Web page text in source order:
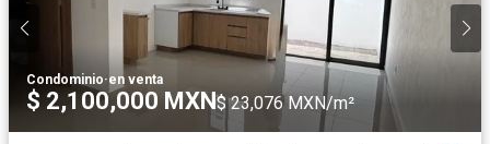
Condominio·en venta
$ 2,100,000 MXN$ 23,076 MXN/m²